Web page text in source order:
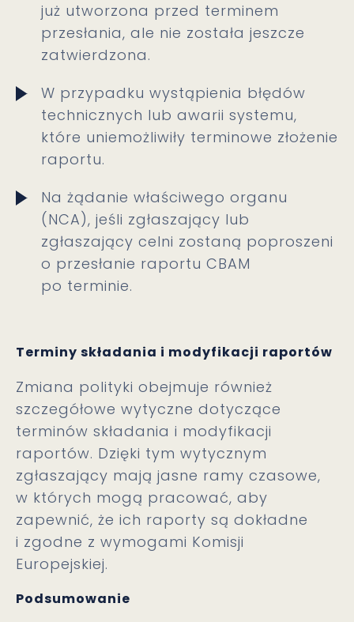
już utworzona przed terminem
przesłania, ale nie została jeszcze
zatwierdzona.
W przypadku wystąpienia błędów
technicznych lub awarii systemu,
które uniemożliwiły terminowe złożenie
raportu.
Na żądanie właściwego organu
(NCA), jeśli zgłaszający lub
zgłaszający celni zostaną poproszeni
o przesłanie raportu CBAM
po terminie.
Terminy składania i modyfikacji raportów
Zmiana polityki obejmuje również
szczegółowe wytyczne dotyczące
terminów składania i modyfikacji
raportów. Dzięki tym wytycznym
zgłaszający mają jasne ramy czasowe,
w których mogą pracować, aby
zapewnić, że ich raporty są dokładne
i zgodne z wymogami Komisji
Europejskiej.
Podsumowanie